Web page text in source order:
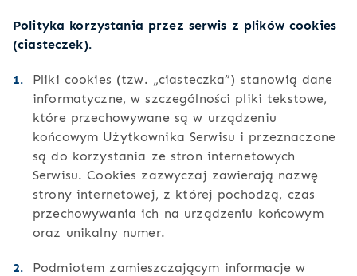
Polityka korzystania przez serwis z plików cookies
(ciasteczek).
Pliki cookies (tzw. „ciasteczka”) stanowią dane
informatyczne, w szczególności pliki tekstowe,
które przechowywane są w urządzeniu
końcowym Użytkownika Serwisu i przeznaczone
są do korzystania ze stron internetowych
Serwisu. Cookies zazwyczaj zawierają nazwę
strony internetowej, z której pochodzą, czas
przechowywania ich na urządzeniu końcowym
oraz unikalny numer.
Podmiotem zamieszczającym informacje w